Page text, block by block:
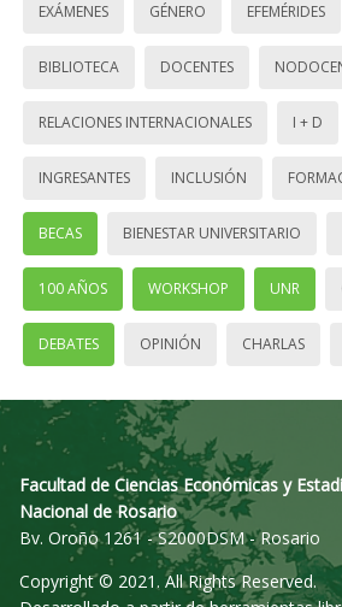
EXÁMENES GÉNERO EFEMÉRIDES
BIBLIOTECA DOCENTES
RELACIONES INTERNACIONALES I + D
INGRESANTES INCLUSIÓN
BECAS BIENESTAR UNIVERSITARIO
100 AÑOS WORKSHOP UNR
DEBATES OPINIÓN CHARLAS
Facultad de Ciencias Económicas y
Nacional de Rosario
Bv. Oroño 1261 - S2000DSM - Rosario
Copyright © 2021. All Rights Reserved.